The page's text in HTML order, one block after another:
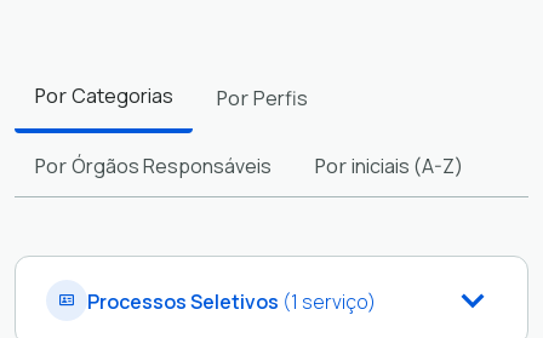
PorCategorias PorPerfis
PorÓrgãos Responsáveis Poriniciais (A-Z)
Processos Seletivos (1 serviço)